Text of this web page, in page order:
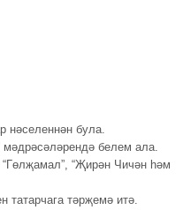
нәселеннән була.
мәдрәсәләрендә белем ала.
“Җирән Чичән һәм
тәрҗемә итә.